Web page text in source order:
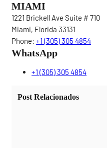
MIAMI
1221 Brickell Ave Suite # 710
Miami, Florida 33131
Phone: +1 (305) 305 4854
WhatsApp
+1 (305) 305 4854
Post Relacionados